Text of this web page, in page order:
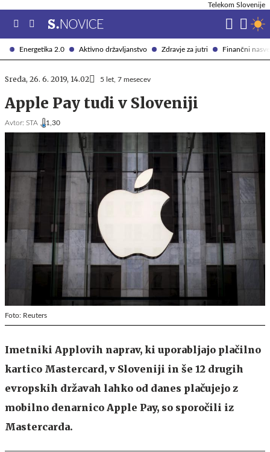
Energetika 2.0 Aktivno državljanstvo Zdravje za jutri Finančni
Telekom Slovenije
Sreda, 26. 6. 2019, 14.02 5 let, 7 mesecev
Apple Pay tudi v Sloveniji
Avtor: STA , 1,30
Foto: Reuters
Imetniki Applovih naprav, ki uporabljajo plačilno
kartico Mastercard, v Sloveniji in še 12 drugih
evropskih državah lahko od danes plačujejo z
mobilno denarnico Apple Pay, so sporočili iz
Mastercarda.